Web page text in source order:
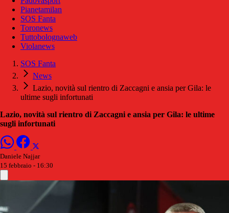
Pianetamilan
SOS Fanta
Toronews
Tuttobolognaweb
Violanews
SOS Fanta
News
Lazio, novità sul rientro di Zaccagni e ansia per Gila: le
ultime sugli infortunati
Lazio, novità sul rientro di Zaccagni e ansia per Gila: le ultime
sugli infortunati
Daniele Najjar
15 febbraio - 16:30